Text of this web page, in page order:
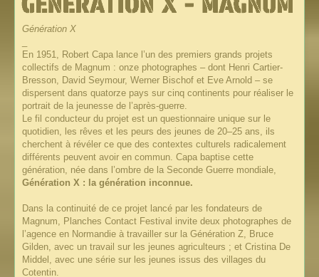
Génération X
En 1951, Robert Capa lance l’un des premiers grands projets
collectifs de Magnum : onze photographes – dont Henri Cartier-
Bresson, David Seymour, Werner Bischof et Eve Arnold – se
dispersent dans quatorze pays sur cinq continents pour réaliser le
portrait de la jeunesse de l’après-guerre.
Le fil conducteur du projet est un questionnaire unique sur le
quotidien, les rêves et les peurs des jeunes de 20–25 ans, ils
cherchent à révéler ce que des contextes culturels radicalement
différents peuvent avoir en commun. Capa baptise cette
génération, née dans l’ombre de la Seconde Guerre mondiale,
Génération X : la génération inconnue.
Dans la continuité de ce projet lancé par les fondateurs de
Magnum, Planches Contact Festival invite deux photographes de
l’agence en Normandie à travailler sur la Génération Z, Bruce
Gilden, avec un travail sur les jeunes agriculteurs ; et Cristina De
Middel, avec une série sur les jeunes issus des villages du
Cotentin.